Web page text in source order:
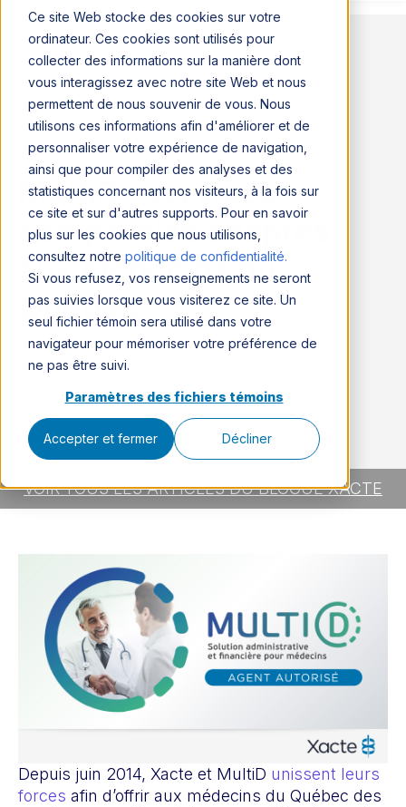
Ce site Web stocke des cookies sur votre
ordinateur. Ces cookies sont utilisés pour
collecter des informations sur la manière dont
vous interagissez avec notre site Web et nous
permettent de nous souvenir de vous. Nous
utilisons ces informations afin d'améliorer et de
personnaliser votre expérience de navigation,
ainsi que pour compiler des analyses et des
statistiques concernant nos visiteurs, à la fois sur
ce site et sur d'autres supports. Pour en savoir
plus sur les cookies que nous utilisons,
consultez notre politique de confidentialité.
Si vous refusez, vos renseignements ne seront
pas suivies lorsque vous visiterez ce site. Un
seul fichier témoin sera utilisé dans votre
navigateur pour mémoriser votre préférence de
ne pas être suivi.
Paramètres des fichiers témoins
Accepter et fermer Décliner
VOIR TOUS LES ARTICLES DU BLOGUE XACTE
MultiD : services
comptables adaptés
aux médecins du
Québec
17 février 2020 | Par
Conseiller en technologies de la santé
Depuis juin 2014, Xacte et MultiD unissent leurs
forces afin d’offrir aux médecins du Québec des